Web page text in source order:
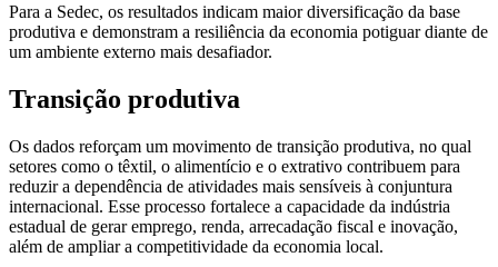
Para a Sedec, os resultados indicam maior diversificação da base
produtiva e demonstram a resiliência da economia potiguar diante de
um ambiente externo mais desafiador.
Transição produtiva
Os dados reforçam um movimento de transição produtiva, no qual
setores como o têxtil, o alimentício e o extrativo contribuem para
reduzir a dependência de atividades mais sensíveis à conjuntura
internacional. Esse processo fortalece a capacidade da indústria
estadual de gerar emprego, renda, arrecadação fiscal e inovação,
além de ampliar a competitividade da economia local.